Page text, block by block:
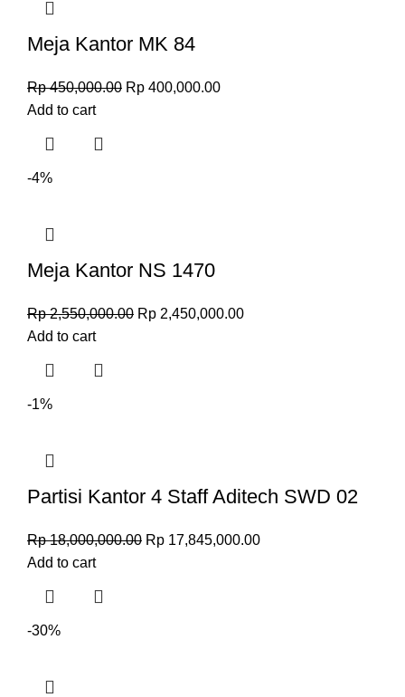
Meja Kantor MK 84
Rp450,000.00 Rp 400,000.00
Add to cart
-4%
Meja Kantor NS 1470
Rp2,550,000.00 Rp 2,450,000.00
Add to cart
-1%
Partisi Kantor 4 Staff Aditech SWD 02
Rp18,000,000.00 Rp 17,845,000.00
Add to cart
-30%